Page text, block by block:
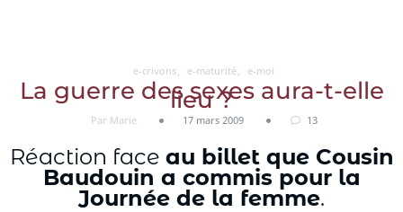
e-crivons e-maturité e-moi
La guerre des sexes aura-t-elle
lieu ?
Par Marie 17 mars 2009 13
Réaction face au billet que Cousin
Baudouin a commis pour la
Journée de la femme.